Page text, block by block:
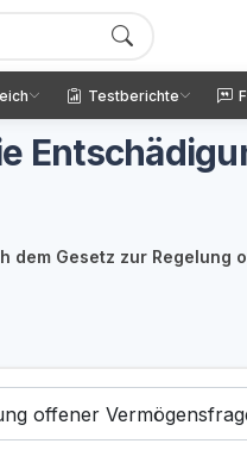
Testberichte
Gesetz zur Regelung